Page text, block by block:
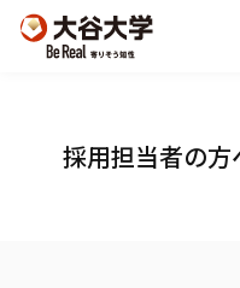
採用担当者の